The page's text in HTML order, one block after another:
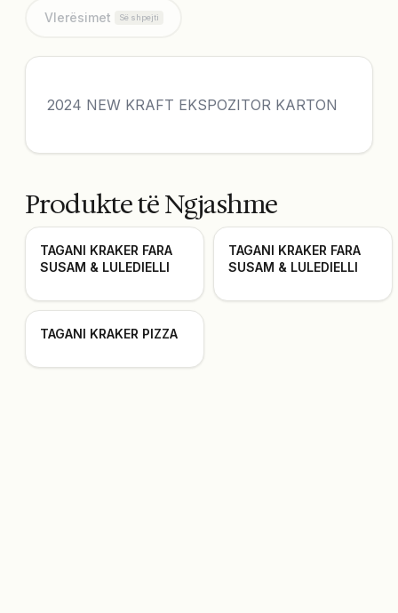
Vlerësimet Së shpejti
2024 NEW KRAFT EKSPOZITOR KARTON
Produkte të Ngjashme
TAGANI KRAKER FARA
SUSAM & LULEDIELLI
TAGANI KRAKER FARA
SUSAM & LULEDIELLI
TAGANI KRAKER PIZZA